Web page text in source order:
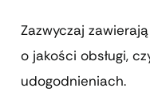
Zazwyczaj
o jakości obsługi,
udogodnieniach.